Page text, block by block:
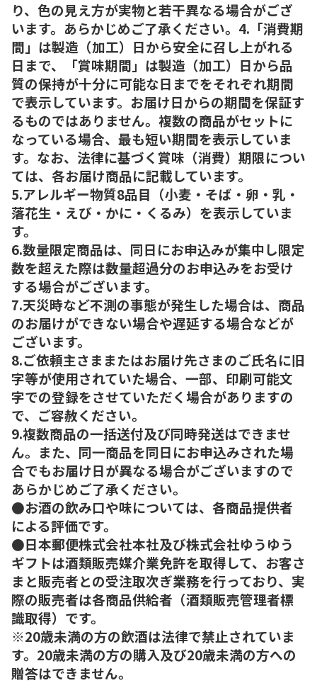
り、色の見え方が実物と若干異なる場合がござ
います。あらかじめご了承ください。4.「消費期
間」は製造（加工）日から安全に召し上がれる
日まで、「賞味期間」は製造（加工）日から品
質の保持が十分に可能な日までをそれぞれ期間
で表示しています。お届け日からの期間を保証す
るものではありません。複数の商品がセットに
なっている場合、最も短い期間を表示していま
す。なお、法律に基づく賞味（消費）期限につい
ては、各お届け商品に記載しています。
5.アレルギー物質8品目（小麦・そば・卵・乳・
落花生・えび・かに・くるみ）を表示していま
す。
6.数量限定商品は、同日にお申込みが集中し限定
数を超えた際は数量超過分のお申込みをお受け
する場合がございます。
7.天災時など不測の事態が発生した場合は、商品
のお届けができない場合や遅延する場合などが
ございます。
8.ご依頼主さままたはお届け先さまのご氏名に旧
字等が使用されていた場合、一部、印刷可能文
字での登録をさせていただく場合がありますの
で、ご容赦ください。
9.複数商品の一括送付及び同時発送はできませ
ん。また、同一商品を同日にお申込みされた場
合でもお届け日が異なる場合がございますので
あらかじめご了承ください。
●お酒の飲み口や味については、各商品提供者
による評価です。
●日本郵便株式会社本社及び株式会社ゆうゆう
ギフトは酒類販売媒介業免許を取得して、お客さ
まと販売者との受注取次ぎ業務を行っており、実
際の販売者は各商品供給者（酒類販売管理者標
識取得）です。
※20歳未満の方の飲酒は法律で禁止されていま
す。20歳未満の方の購入及び20歳未満の方への
贈答はできません。